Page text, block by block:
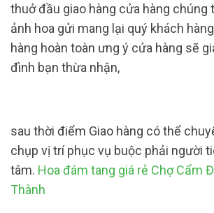
thuở đầu giao hàng cửa hàng chúng
ảnh hoa gửi mang lại quý khách
hàng hoàn toàn ưng ý cửa hàng sẽ
đình bạn thừa nhận,
sau thời điểm Giao hàng có thể
chụp vị trí phục vụ buộc phải người
tâm. Hoa đám tang giá rẻ Chợ Cẩm
Thành